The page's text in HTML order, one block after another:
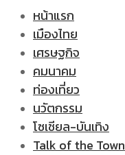
หน้าแรก
เมืองไทย
เศรษฐกิจ
คมนาคม
ท่องเที่ยว
นวัตกรรม
โซเชียล-บันเทิง
Talk of the Town